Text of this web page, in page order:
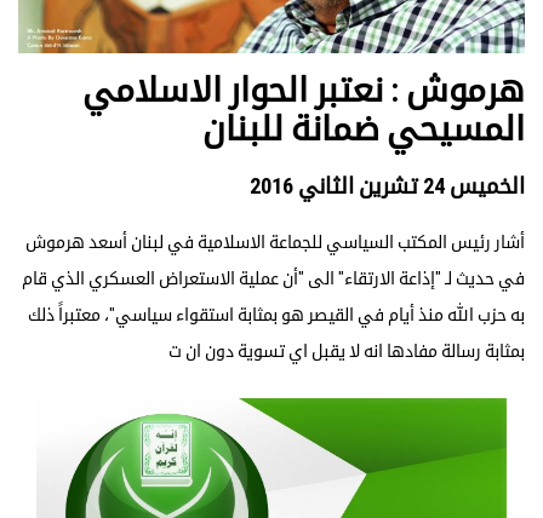
هرموش : نعتبر الحوار الاسلامي
المسيحي ضمانة للبنان
الخميس 24 تشرين الثاني 2016
أشار رئيس المكتب السياسي للجماعة الاسلامية في لبنان أسعد هرموش
في حديث لـ "إذاعة الارتقاء" الى "أن عملية الاستعراض العسكري الذي قام
به حزب الله منذ أيام في القيصر هو بمثابة استقواء سياسي"، معتبراً ذلك
بمثابة رسالة مفادها انه لا يقبل اي تسوية دون ان ت